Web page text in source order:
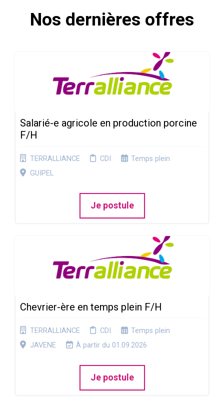
Nos dernières offres
Salarié-e agricole en production porcine
F/H
TERRALLIANCE CDI
Temps plein
GUIPEL
Je postule
Chevrier-ère en temps plein F/H
TERRALLIANCE CDI
Temps plein
JAVENE
À partir du 01.09.2026
Je postule